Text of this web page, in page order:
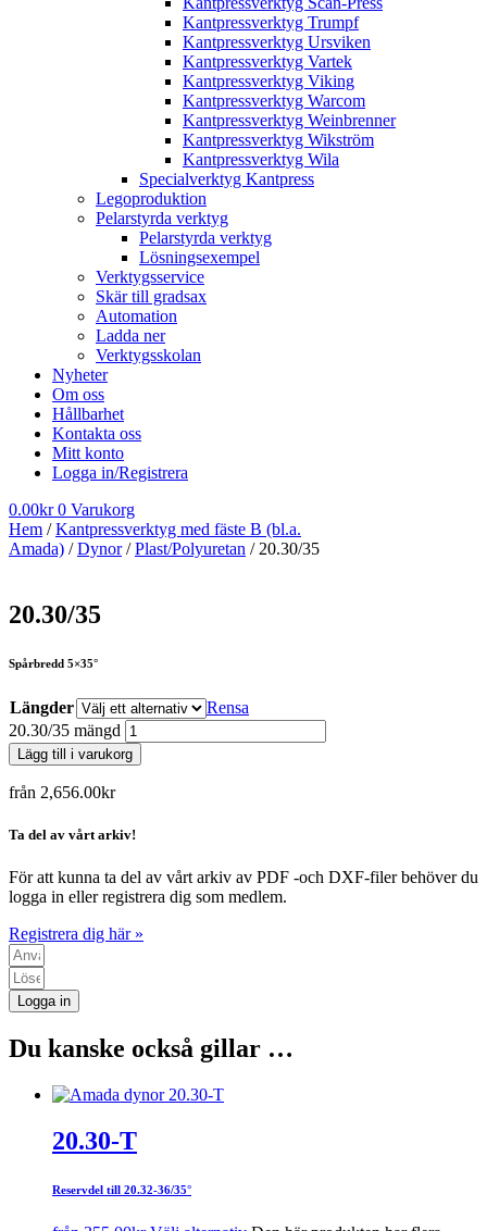
Kantpressverktyg Trumpf
Kantpressverktyg Ursviken
Kantpressverktyg Vartek
Kantpressverktyg Viking
Kantpressverktyg Warcom
Kantpressverktyg Weinbrenner
Kantpressverktyg Wikström
Kantpressverktyg Wila
Specialverktyg Kantpress
Legoproduktion
Pelarstyrda verktyg
Pelarstyrda verktyg
Lösningsexempel
Verktygsservice
Skär till gradsax
Automation
Ladda ner
Verktygsskolan
Nyheter
Om oss
Hållbarhet
Kontakta oss
Mitt konto
Logga in/Registrera
0.00kr 0 Varukorg
Hem /Kantpressverktyg med fäste B (bl.a.
Amada) /Dynor/Plast/Polyuretan / 20.30/35
20.30/35
Spårbredd 5×35°
Längder
Rensa
20.30/35 mängd
Lägg till i varukorg
från 2,656.00kr
Ta del av vårt arkiv!
För att kunna ta del av vårt arkiv av PDF -och DXF-filer behöver du
logga in eller registrera dig som medlem.
Registrera dig här »
Logga in
Du kanske också gillar …
20.30-T
Reservdel till 20.32-36/35°